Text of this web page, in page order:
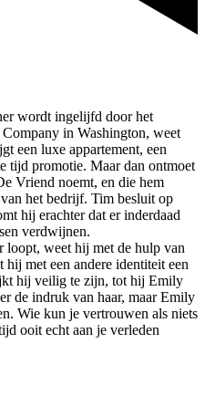
wordt ingelijfd door het
in Washington, weet
een luxe appartement, een
tijd promotie. Maar dan ontmoet
Vriend noemt, en die hem
het bedrijf. Tim besluit op
hij erachter dat er inderdaad
verdwijnen.
weet hij met de hulp van
met een andere identiteit een
hij veilig te zijn, tot hij Emily
de indruk van haar, maar Emily
Wie kun je vertrouwen als niets
ooit echt aan je verleden